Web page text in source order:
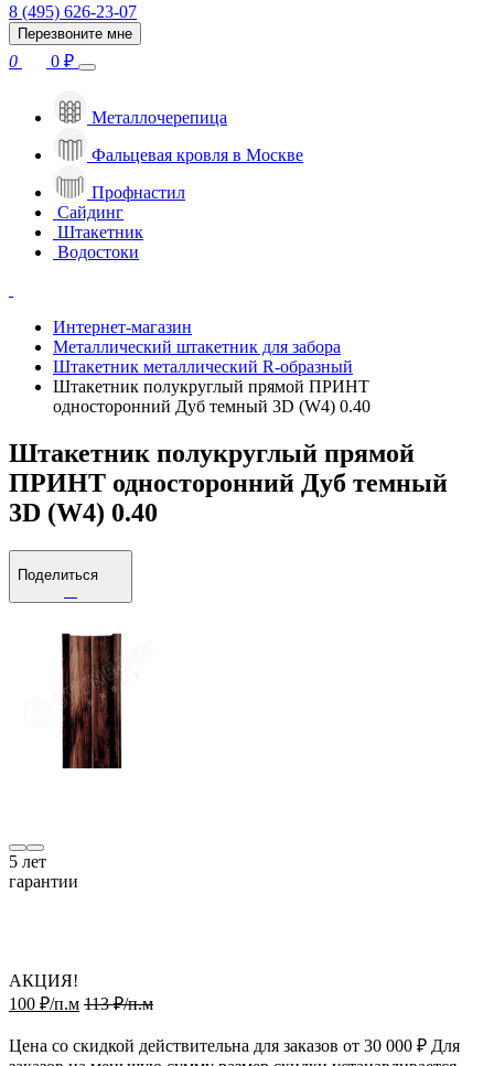
8 (495) 626-23-07
Перезвоните мне
0 0 ₽
Металлочерепица
Фальцевая кровля в Москве
Профнастил
Сайдинг
Штакетник
Водостоки
Интернет-магазин
Металлический штакетник для забора
Штакетник металлический R-образный
Штакетник полукруглый прямой ПРИНТ
односторонний Дуб темный 3D (W4) 0.40
Штакетник полукруглый прямой
ПРИНТ односторонний Дуб темный
3D (W4) 0.40
Поделиться
5 лет
гарантии
АКЦИЯ!
100 ₽/п.м 113 ₽/п.м
Цена со скидкой действительна для заказов от 30 000 ₽ Для